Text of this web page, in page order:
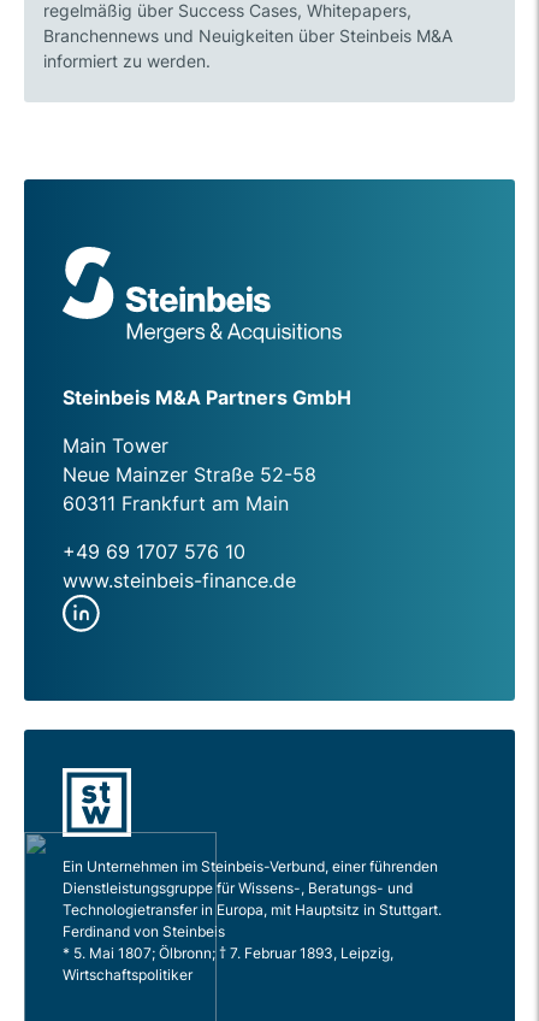
regelmäßig über Success Cases, Whitepapers,
Branchennews und Neuigkeiten über Steinbeis M&A
informiert zu werden.
Steinbeis M&A Partners GmbH
Main Tower
Neue Mainzer Straße 52-58
60311 Frankfurt am Main
+49 69 1707 576 10
www.steinbeis-finance.de
Ein Unternehmen im Steinbeis-Verbund, einer führenden
Dienstleistungsgruppe für Wissens-, Beratungs- und
Technologietransfer in Europa, mit Hauptsitz in Stuttgart.
Ferdinand von Steinbeis
* 5. Mai 1807; Ölbronn; † 7. Februar 1893, Leipzig,
Wirtschaftspolitiker